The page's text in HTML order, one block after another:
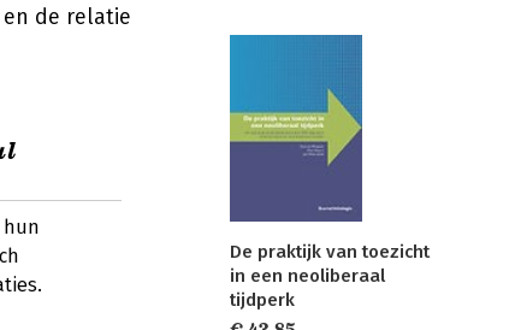
de relatie
hun
De praktijk van toezicht
in een neoliberaal
tijdperk